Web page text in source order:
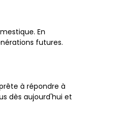
En
futures.
à répondre à
dès aujourd'hui et